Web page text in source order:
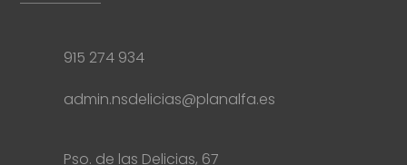
915 274 934
admin.nsdelicias@planalfa.es
Pso. de las Delicias, 67